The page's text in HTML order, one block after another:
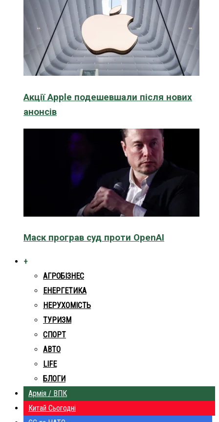
Акції Apple подешевшали після нових
анонсів
Маск програв суд проти OpenAI
+
АГРОБІЗНЕС
ЕНЕРГЕТИКА
НЕРУХОМІСТЬ
ТУРИЗМ
СПОРТ
АВТО
LIFE
БЛОГИ
Армія / ВПК
Китай Сьогодні